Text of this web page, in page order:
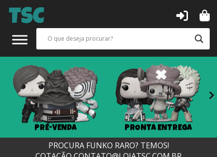
PRÉ-VENDA PRONTA ENTREGA
PROCURA FUNKO RARO? TEMOS!